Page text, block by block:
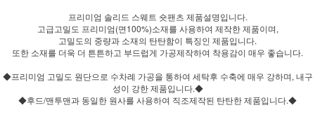
프리미엄 솔리드 스웨트 숏팬츠 제품설명입니다.
고급고밀도 프리미엄(면100%)소재를 사용하여 제작한 제품이며,
고밀도의 중량과 소재의 탄탄함이 특징인 제품입니다.
또한 소재를 더욱 더 튼튼하고 부드럽게 가공제작하여 착용감이 매우 좋습니다.
◆프리미엄 고밀도 원단으로 수차례 가공을 통하여 세탁후 수축에 매우 강하며, 내구
성이 강한 제품입니다.◆
◆후드/맨투맨과 동일한 원사를 사용하여 직조제작된 탄탄한 제품입니다.◆